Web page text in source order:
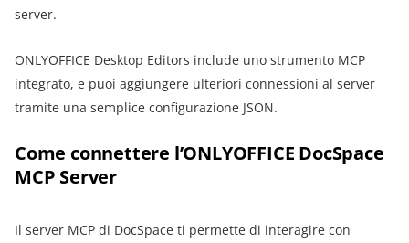
server.
ONLYOFFICE Desktop Editors include uno strumento MCP
integrato, e puoi aggiungere ulteriori connessioni al server
tramite una semplice configurazione JSON.
Come connettere l’ONLYOFFICE DocSpace
MCP Server
Il server MCP di DocSpace ti permette di interagire con